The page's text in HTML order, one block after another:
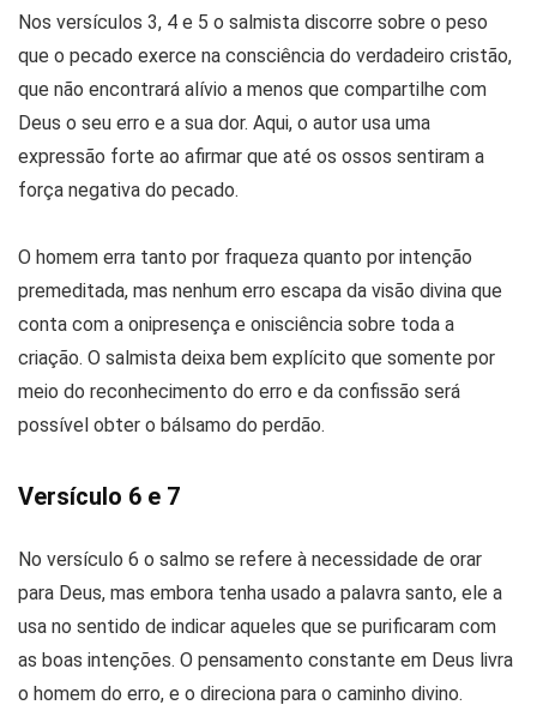
Nos versículos 3, 4 e 5 o salmista discorre sobre o peso
que o pecado exerce na consciência do verdadeiro cristão,
que não encontrará alívio a menos que compartilhe com
Deus o seu erro e a sua dor. Aqui, o autor usa uma
expressão forte ao afirmar que até os ossos sentiram a
força negativa do pecado.
O homem erra tanto por fraqueza quanto por intenção
premeditada, mas nenhum erro escapa da visão divina que
conta com a onipresença e onisciência sobre toda a
criação. O salmista deixa bem explícito que somente por
meio do reconhecimento do erro e da confissão será
possível obter o bálsamo do perdão.
Versículo 6 e 7
No versículo 6 o salmo se refere à necessidade de orar
para Deus, mas embora tenha usado a palavra santo, ele a
usa no sentido de indicar aqueles que se purificaram com
as boas intenções. O pensamento constante em Deus livra
o homem do erro, e o direciona para o caminho divino.